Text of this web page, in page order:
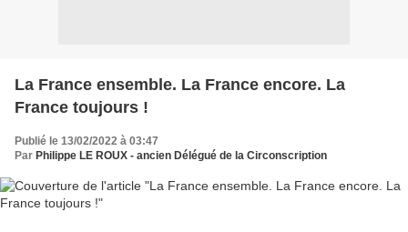
La France ensemble. La France encore. La
France toujours !
Publié le 13/02/2022 à 03:47
Par Philippe LE ROUX - ancien Délégué de la Circonscription